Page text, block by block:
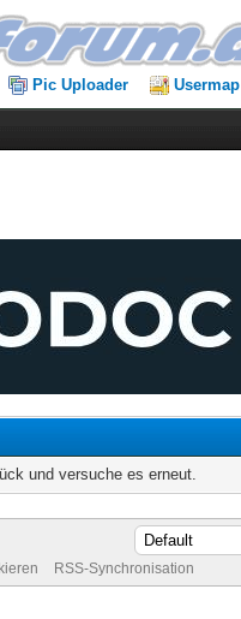
Pic Uploader Usermap
und versuche es erneut.
RSS-Synchronisation